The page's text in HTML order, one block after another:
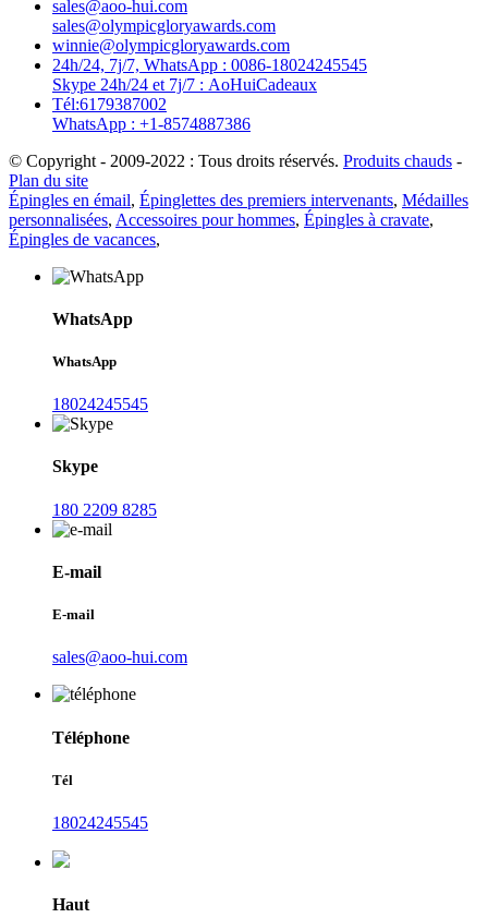
sales@aoo-hui.com
sales@olympicgloryawards.com
winnie@olympicgloryawards.com
24h/24, 7j/7, WhatsApp : 0086-18024245545
Skype 24h/24 et 7j/7 : AoHuiCadeaux
Tél:6179387002
WhatsApp : +1-8574887386
© Copyright - 2009-2022 : Tous droits réservés. Produits chauds -
Plan du site
Épingles en émail, Épinglettes des premiers intervenants, Médailles
personnalisées, Accessoires pour hommes, Épingles à cravate,
Épingles de vacances,
WhatsApp
WhatsApp
18024245545
Skype
180 2209 8285
E-mail
E-mail
sales@aoo-hui.com
Téléphone
Tél
18024245545
Haut